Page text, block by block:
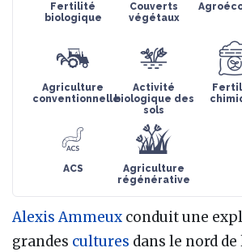
Fertilité
biologique
Couverts
végétaux
Agriculture
conventionnelle
Activité
biologique des
sols
ACS
Agriculture
régénérative
Alexis Ammeux conduit une
grandes cultures dans le nord de